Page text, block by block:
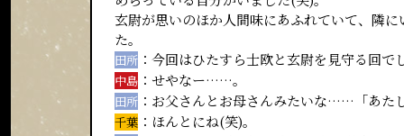
玄尉が思いのほか人間味にあふれていて、隣
た。
田所 ：今回はひたすら士欧と玄尉を見守る回で
中島 ：せやなー……。
田所 ：お父さんとお母さんみたいな……「あ
千葉 ：ほんとにね(笑)。